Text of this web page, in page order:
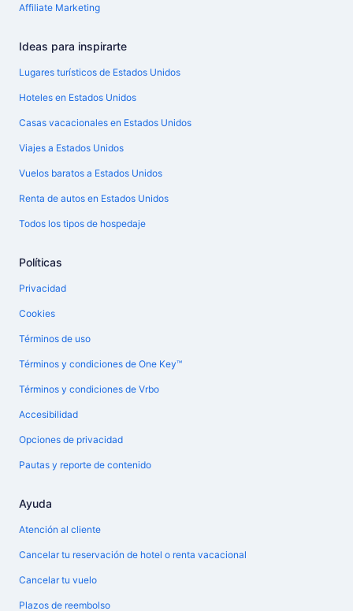
Affiliate Marketing
Ideas para inspirarte
Lugares turísticos de Estados Unidos
Hoteles en Estados Unidos
Casas vacacionales en Estados Unidos
Viajes a Estados Unidos
Vuelos baratos a Estados Unidos
Renta de autos en Estados Unidos
Todos los tipos de hospedaje
Políticas
Privacidad
Cookies
Términos de uso
Términos y condiciones de One Key™
Términos y condiciones de Vrbo
Accesibilidad
Opciones de privacidad
Pautas y reporte de contenido
Ayuda
Atención al cliente
Cancelar tu reservación de hotel o renta vacacional
Cancelar tu vuelo
Plazos de reembolso